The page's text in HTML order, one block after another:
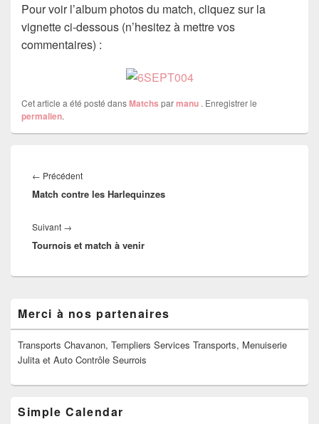
Pour voir l’album photos du match, cliquez sur la
vignette ci-dessous (n’hesitez à mettre vos
commentaires) :
Cet article a été posté dansMatchs parmanu . Enregistrer le
permalien.
de
l’article
← PrécédentArticle
précédent :
Match contre les Harlequinzes
Suivant →
suivant :
Tournois et match à venir
principale
de
widget
pour
barre
Merci à nos partenaires
Transports Chavanon, Templiers Services Transports, Menuiserie
Julita et Auto Contrôle Seurrois
Simple Calendar